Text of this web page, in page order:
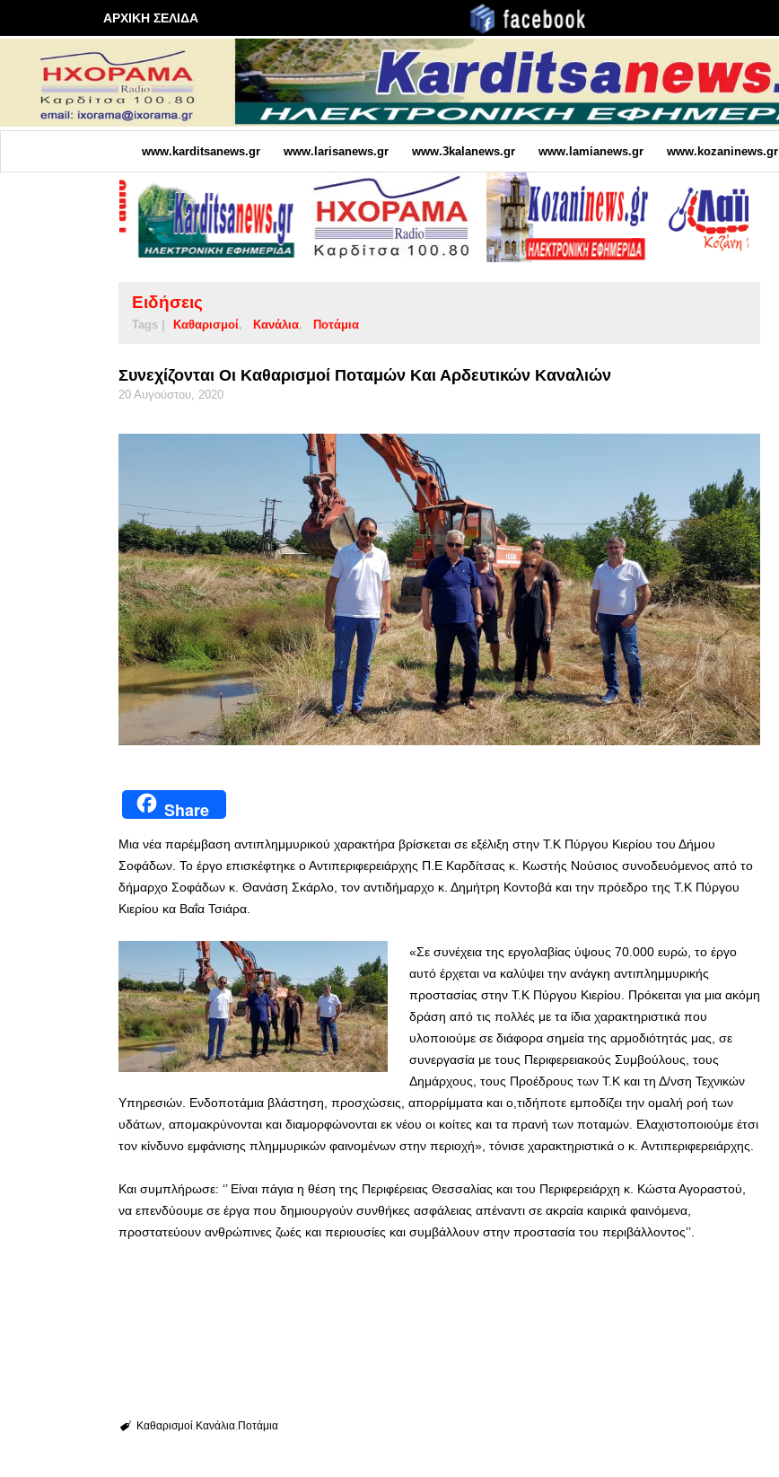
ΑΡΧΙΚΗ ΣΕΛΙΔΑ
www.karditsanews.gr www.larisanews.gr www.3kalanews.gr www.lamianews.gr www.kozaninews.gr
Ειδήσεις
Tags | Καθαρισμοί Κανάλια Ποτάμια
Συνεχίζονται Οι Καθαρισμοί Ποταμών Και Αρδευτικών Καναλιών
20 Αυγούστου, 2020
Share
Μια νέα παρέμβαση αντιπλημμυρικού χαρακτήρα βρίσκεται σε εξέλιξη στην Τ.Κ Πύργου Κιερίου του Δήμου
Σοφάδων. Το έργο επισκέφτηκε ο Αντιπεριφερειάρχης Π.Ε Καρδίτσας κ. Κωστής Νούσιος συνοδευόμενος από το
δήμαρχο Σοφάδων κ. Θανάση Σκάρλο, τον αντιδήμαρχο κ. Δημήτρη Κοντοβά και την πρόεδρο της Τ.Κ Πύργου
Κιερίου κα Βαΐα Τσιάρα.
«Σε συνέχεια της εργολαβίας ύψους 70.000 ευρώ, το έργο
αυτό έρχεται να καλύψει την ανάγκη αντιπλημμυρικής
προστασίας στην Τ.Κ Πύργου Κιερίου. Πρόκειται για μια ακόμη
δράση από τις πολλές με τα ίδια χαρακτηριστικά που
υλοποιούμε σε διάφορα σημεία της αρμοδιότητάς μας, σε
συνεργασία με τους Περιφερειακούς Συμβούλους, τους
Δημάρχους, τους Προέδρους των Τ.Κ και τη Δ/νση Τεχνικών
Υπηρεσιών. Ενδοποτάμια βλάστηση, προσχώσεις, απορρίμματα και ο,τιδήποτε εμποδίζει την ομαλή ροή των
υδάτων, απομακρύνονται και διαμορφώνονται εκ νέου οι κοίτες και τα πρανή των ποταμών. Ελαχιστοποιούμε έτσι
τον κίνδυνο εμφάνισης πλημμυρικών φαινομένων στην περιοχή», τόνισε χαρακτηριστικά ο κ. Αντιπεριφερειάρχης.
Και συμπλήρωσε: ‘’ Είναι πάγια η θέση της Περιφέρειας Θεσσαλίας και του Περιφερειάρχη κ. Κώστα Αγοραστού,
να επενδύουμε σε έργα που δημιουργούν συνθήκες ασφάλειας απέναντι σε ακραία καιρικά φαινόμενα,
προστατεύουν ανθρώπινες ζωές και περιουσίες και συμβάλλουν στην προστασία του περιβάλλοντος’’.
Καθαρισμοί Κανάλια Ποτάμια